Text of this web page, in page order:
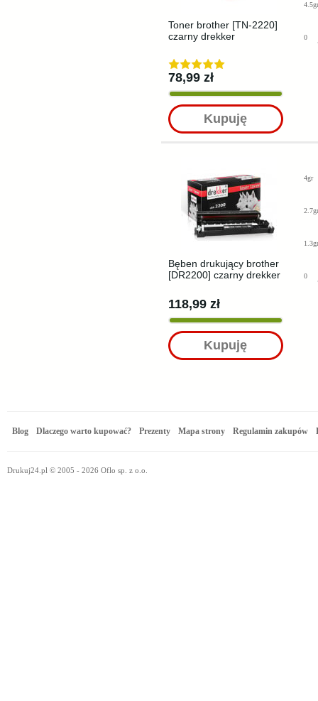
Toner brother [TN-2220]
czarny drekker
78,99 zł
Kupuję
4.5gr
0
Bęben drukujący brother
[DR2200] czarny drekker
118,99 zł
Kupuję
4gr
2.7gr
1.3gr
0
Blog Dlaczego warto kupować? Prezenty Mapa strony Regulamin zakupów
Drukuj24.pl © 2005 - 2026 Oflo sp. z o.o.